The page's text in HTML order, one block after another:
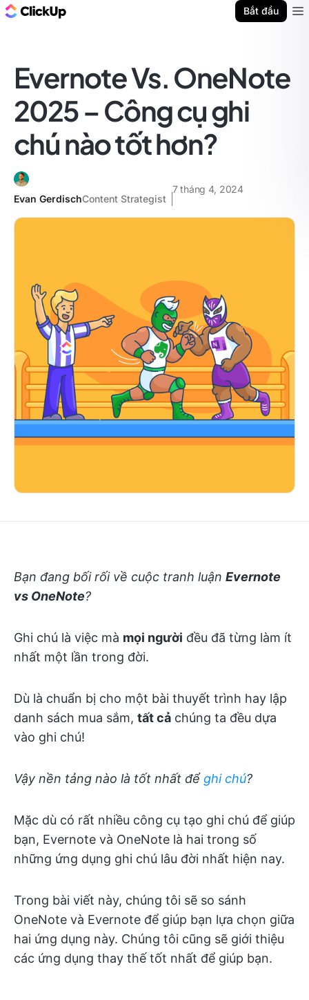
Bắt đầu
Evernote Vs. OneNote
2025 – Công cụ ghi
chú nào tốt hơn?
Evan GerdischContent Strategist
7 tháng 4, 2024
Bạn đang bối rối về cuộc tranh luận Evernote
vs OneNote?
Ghi chú là việc mà mọi người đều đã từng làm ít
nhất một lần trong đời.
Dù là chuẩn bị cho một bài thuyết trình hay lập
danh sách mua sắm, tất cả chúng ta đều dựa
vào ghi chú!
Vậy nền tảng nào là tốt nhất để ghi chú?
Mặc dù có rất nhiều công cụ tạo ghi chú để giúp
bạn, Evernote và OneNote là hai trong số
những ứng dụng ghi chú lâu đời nhất hiện nay.
Trong bài viết này, chúng tôi sẽ so sánh
OneNote và Evernote để giúp bạn lựa chọn giữa
hai ứng dụng này. Chúng tôi cũng sẽ giới thiệu
các ứng dụng thay thế tốt nhất để giúp bạn.